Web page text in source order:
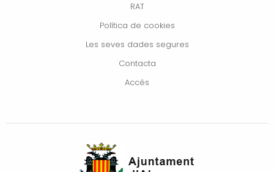
RAT
Política de cookies
Les seves dades segures
Contacta
Accés